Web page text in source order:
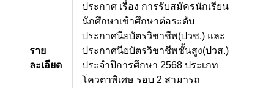
ราย
ละเอียด
ประกาศ เรื่อง การรับสมัครนักเรียน
นักศึกษาเข้าศึกษาต่อระดับ
ประกาศนียบัตรวิชาชีพ(ปวช.) และ
ประกาศนียบัตรวิชาชีพชั้นสูง(ปวส.)
ประจำปีการศึกษา 2568 ประเภท
โควตาพิเศษ รอบ 2 สามารถ